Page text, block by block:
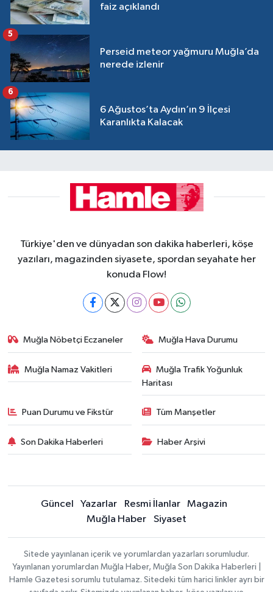
faiz açıklandı
Perseid meteor yağmuru Muğla’da
nerede izlenir
5
6 Ağustos’ta Aydın’ın 9 İlçesi
Karanlıkta Kalacak
6
Türkiye'den ve dünyadan son dakika haberleri, köşe
yazıları, magazinden siyasete, spordan seyahate her
konuda Flow!
Muğla Nöbetçi Eczaneler Muğla Hava Durumu
Muğla Namaz Vakitleri
Muğla Trafik Yoğunluk
Haritası
Puan Durumu ve Fikstür Tüm Manşetler
Son Dakika Haberleri Haber Arşivi
Güncel Yazarlar Resmi İlanlar
Magazin
Muğla Haber
Siyaset
Sitede yayınlanan içerik ve yorumlardan yazarları sorumludur.
Yayınlanan yorumlardan Muğla Haber, Muğla Son Dakika Haberleri |
Hamle Gazetesi sorumlu tutulamaz. Sitedeki tüm harici linkler ayrı bir